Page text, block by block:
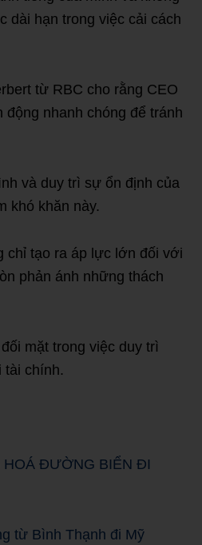
dài hạn trong việc cải cách
từ RBC cho rằng CEO
động nhanh chóng để tránh
và duy trì sự ổn định của
khó khăn này.
chỉ tạo ra áp lực lớn đối với
phản ánh những thách
mặt trong việc duy trì
tài chính.
HOÁ ĐƯỜNG BIỂN ĐI
từ Bình Thạnh đi Mỹ